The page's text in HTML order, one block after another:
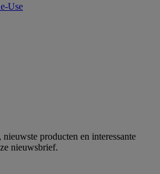
Use
producten en interessante
nieuwsbrief.